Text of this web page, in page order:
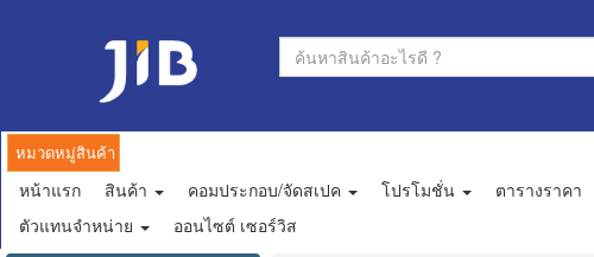
หมวดหมู่สินค้า
หน้าแรก สินค้า คอมประกอบ/จัดสเปค โปรโมชั่น ตารางราคา
ตัวแทนจำหน่าย
ออนไซต์ เซอร์วิส